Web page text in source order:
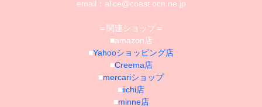
email：alice@coast.ocn.ne.jp
＝関連ショップ＝
■amazon店
■Yahooショッピング店
■Creema店
■mercariショップ
■iichi店
■minne店